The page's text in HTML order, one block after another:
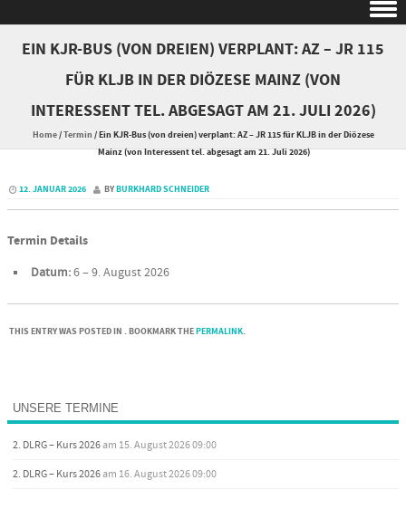
EIN KJR-BUS (VON DREIEN) VERPLANT: AZ – JR 115
FÜR KLJB IN DER DIÖZESE MAINZ (VON
INTERESSENT TEL. ABGESAGT AM 21. JULI 2026)
Home/Termin /Ein KJR-Bus (von dreien) verplant: AZ – JR 115 für KLJB in der Diözese
Mainz (von Interessent tel. abgesagt am 21. Juli 2026)
12. JANUAR 2026 BYBURKHARD SCHNEIDER
Termin Details
Datum:6– 9. August 2026
THIS ENTRY WAS POSTED IN . BOOKMARK THEPERMALINK.
Post navigation
UNSERE TERMINE
2. DLRG – Kurs 2026am 15. August 2026 09:00
2. DLRG – Kurs 2026am 16. August 2026 09:00